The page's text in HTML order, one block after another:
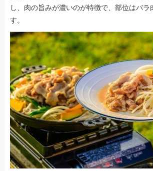
し、肉の旨みが濃いのが特徴で、部位はバラ
す。